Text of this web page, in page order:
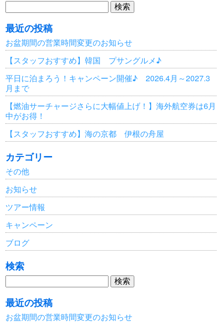
検
索:
最近の投稿
お盆期間の営業時間変更のお知らせ
【スタッフおすすめ】韓国 プサングルメ♪
平日に泊まろう！キャンペーン開催♪ 2026.4月～2027.3
月まで
【燃油サーチャージさらに大幅値上げ！】海外航空券は6月
中がお得！
【スタッフおすすめ】海の京都 伊根の舟屋
カテゴリー
その他
お知らせ
ツアー情報
キャンペーン
ブログ
検索
検
索:
最近の投稿
お盆期間の営業時間変更のお知らせ